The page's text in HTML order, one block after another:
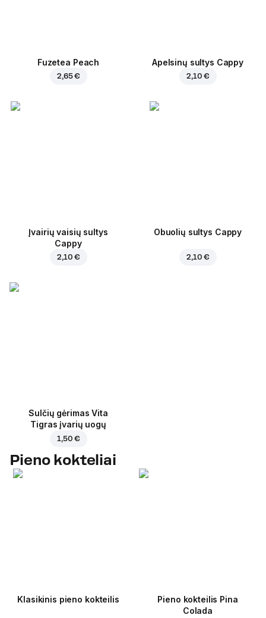
Fuzetea Peach
2,65 €
Apelsinų sultys Cappy
2,10 €
Įvairių vaisių sultys
Cappy
2,10 €
Obuolių sultys Cappy
2,10 €
Sulčių gėrimas Vita
Tigras įvarių uogų
1,50 €
Pieno kokteliai
Klasikinis pieno kokteilis
Pieno kokteilis Pina
Colada